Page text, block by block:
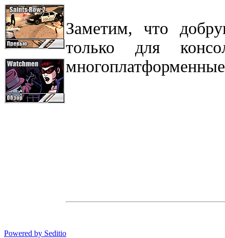
Заметим, что
только для
Powered by Seditio